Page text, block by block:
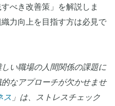
べき改善策」を解説しま
力向上を目指す方は必見で
い職場の人間関係の課題に
なアプローチが欠かせませ
ス 」は、ストレスチェック